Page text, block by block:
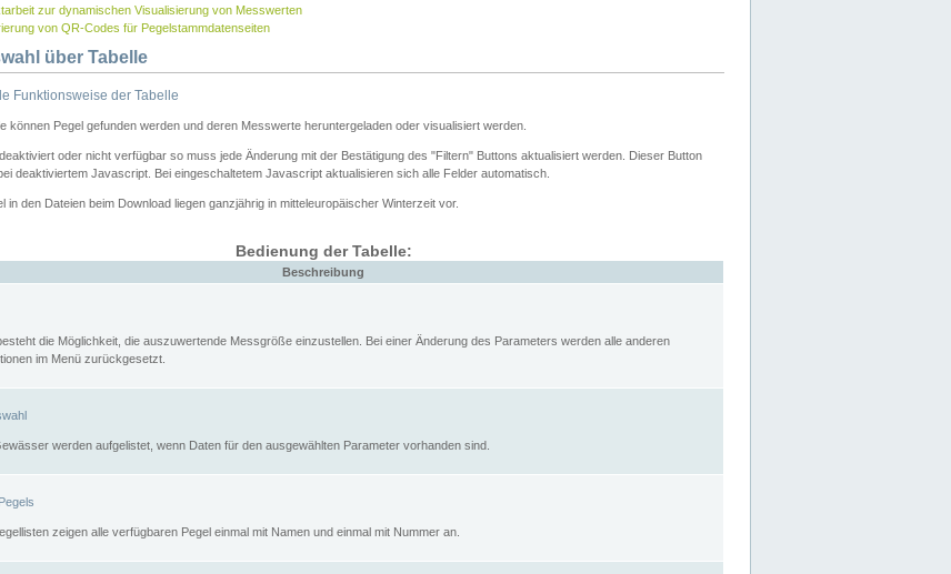
zur dynamischen Visualisierung von Messwerten
von QR-Codes für Pegelstammdatenseiten
über Tabelle
Funktionsweise der Tabelle
können Pegel gefunden werden und deren Messwerte heruntergeladen oder visualisiert werden.
oder nicht verfügbar so muss jede Änderung mit der Bestätigung des "Filtern" Buttons aktualisiert werden. Dieser Button
deaktiviertem Javascript. Bei eingeschaltetem Javascript aktualisieren sich alle Felder automatisch.
in den Dateien beim Download liegen ganzjährig in mitteleuropäischer Winterzeit vor.
Bedienung der Tabelle:
Beschreibung
die Möglichkeit, die auszuwertende Messgröße einzustellen. Bei einer Änderung des Parameters werden alle anderen
im Menü zurückgesetzt.
werden aufgelistet, wenn Daten für den ausgewählten Parameter vorhanden sind.
zeigen alle verfügbaren Pegel einmal mit Namen und einmal mit Nummer an.